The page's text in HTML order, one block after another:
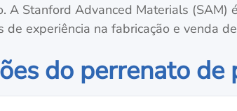
A Stanford Advanced Materials
de experiência na fabricação e venda
do perrenato de